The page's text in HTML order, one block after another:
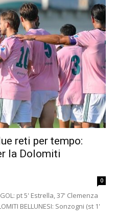
reti per tempo:
la Dolomiti
0
GOL: pt 5' Estrella, 37' Clemenza
BELLUNESI: Sonzogni (st 1'